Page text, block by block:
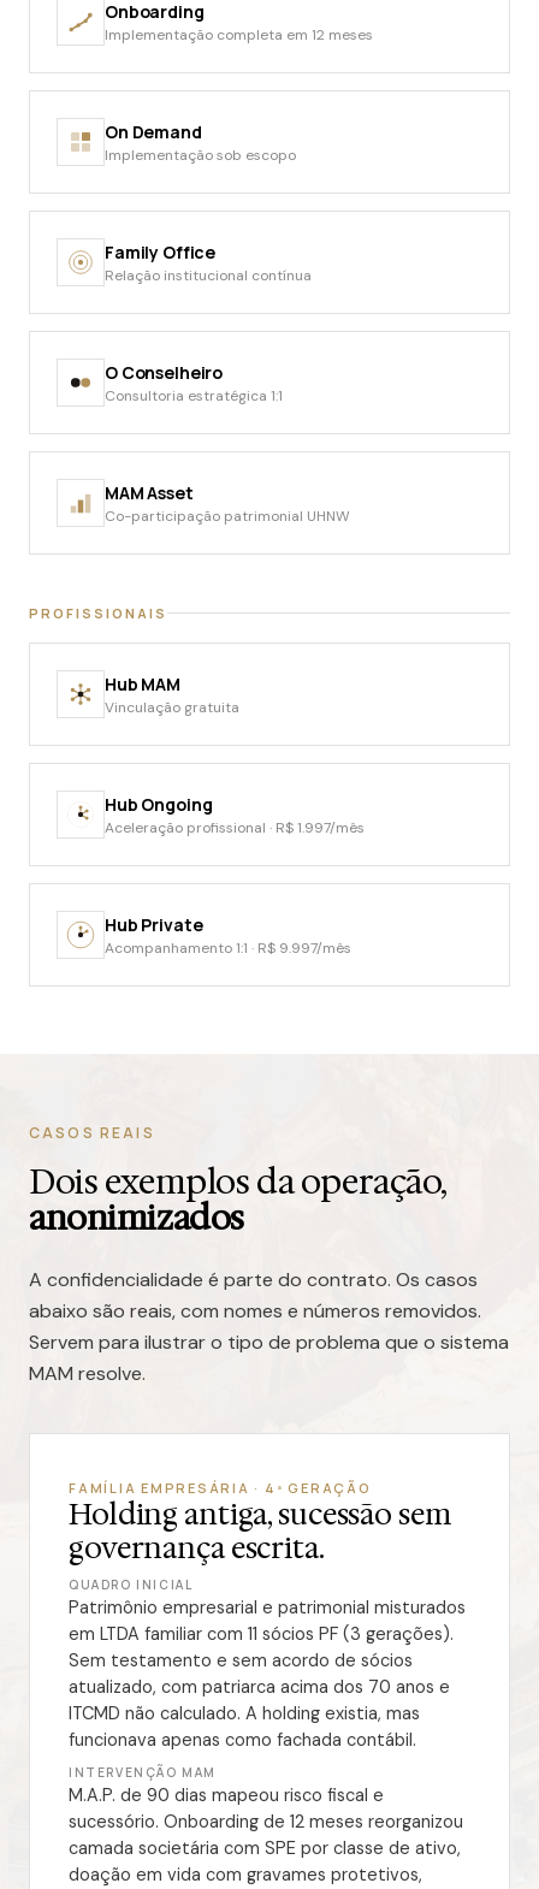
Onboarding
Implementação completa em 12 meses
On Demand
Implementação sob escopo
Family Office
Relação institucional contínua
O Conselheiro
Consultoria estratégica 1:1
MAM Asset
Co-participação patrimonial UHNW
PROFISSIONAIS
Hub MAM
Vinculação gratuita
Hub Ongoing
Aceleração profissional · R$ 1.997/mês
Hub Private
Acompanhamento 1:1 · R$ 9.997/mês
CASOS REAIS
Dois exemplos da operação,
anonimizados
A confidencialidade é parte do contrato. Os casos
abaixo são reais, com nomes e números removidos.
Servem para ilustrar o tipo de problema que o sistema
MAM resolve.
FAMÍLIA EMPRESÁRIA · 4ª GERAÇÃO
Holding antiga, sucessão sem
governança escrita.
QUADRO INICIAL
Patrimônio empresarial e patrimonial misturados
em LTDA familiar com 11 sócios PF (3 gerações).
Sem testamento e sem acordo de sócios
atualizado, com patriarca acima dos 70 anos e
ITCMD não calculado. A holding existia, mas
funcionava apenas como fachada contábil.
INTERVENÇÃO MAM
M.A.P. de 90 dias mapeou risco fiscal e
sucessório. Onboarding de 12 meses reorganizou
camada societária com SPE por classe de ativo,
doação em vida com gravames protetivos,